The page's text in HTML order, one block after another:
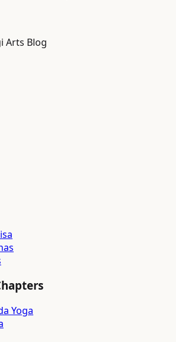
Arts Blog
Yoga